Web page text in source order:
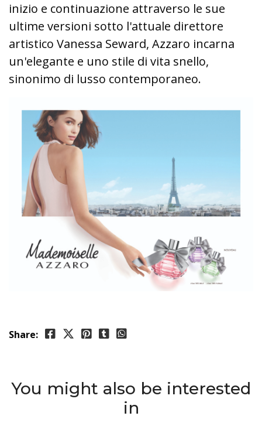
inizio e continuazione attraverso le sue
ultime versioni sotto l'attuale direttore
artistico Vanessa Seward, Azzaro incarna
un'elegante e uno stile di vita snello,
sinonimo di lusso contemporaneo.
Share:
You might also be interested
in